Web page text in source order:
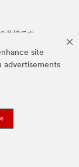
site
advertisements
商標です。